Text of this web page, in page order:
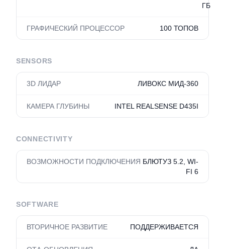
ГБ
ГРАФИЧЕСКИЙ ПРОЦЕССОР 100 ТОПОВ
SENSORS
3D ЛИДАР ЛИВОКС МИД-360
КАМЕРА ГЛУБИНЫ INTEL REALSENSE D435I
CONNECTIVITY
ВОЗМОЖНОСТИ ПОДКЛЮЧЕНИЯ БЛЮТУЗ 5.2, WI-
FI 6
SOFTWARE
ВТОРИЧНОЕ РАЗВИТИЕ ПОДДЕРЖИВАЕТСЯ